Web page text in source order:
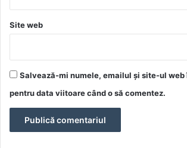
Site web
Salvează-mi numele, emailul și site-ul
pentru data viitoare când o să comentez.